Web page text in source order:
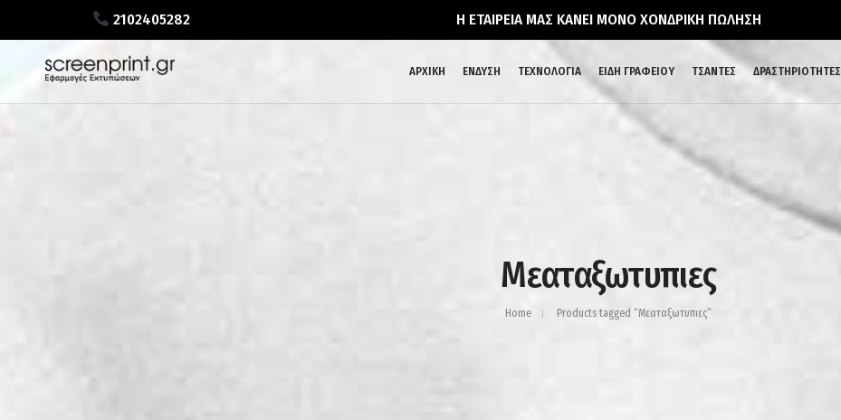
2102405282 Η ΕΤΑΙΡΕΙΑ ΜΑΣ ΚΑΝΕΙ ΜΟΝΟ ΧΟΝΔΡΙΚΗ ΠΩΛΗΣΗ
ΑΡΧΙΚΗ ΕΝΔΥΣΗ ΤΕΧΝΟΛΟΓΙΑ ΕΙΔΗ ΓΡΑΦΕΙΟΥ ΤΣΑΝΤΕΣ ΔΡΑΣΤΗΡΙΟΤΗΤΕΣ
Μεαταξωτυπιες
Home Products tagged “Μεαταξωτυπιες”